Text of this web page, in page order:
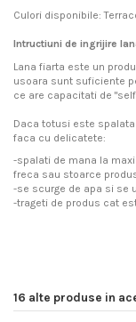
Culori disponibile:
Intructiuni de ingrijire
Lana fiarta este un
usoara sunt suficiente
ce are capacitati de
Daca totusi este
faca cu delicatete:
-spalati de mana la
freca sau stoarce
-se scurge de apa si se
-trageti de produs cat
Stimate client! Vă
Aţi achiziţionat un
- se spală automat la
16 alte produse in